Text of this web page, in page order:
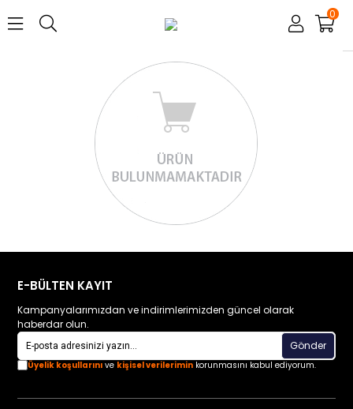
0
E-BÜLTEN KAYIT
Kampanyalarımızdan ve indirimlerimizden güncel olarak
haberdar olun.
Gönder
Üyelik koşullarını ve kişisel verilerimin korunmasını kabul ediyorum.